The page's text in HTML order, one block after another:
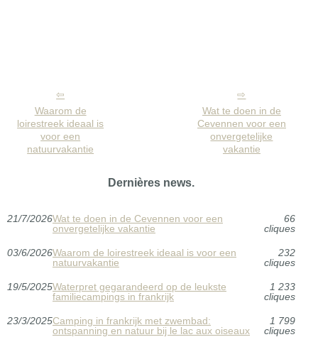
Waarom de
loirestreek ideaal is
voor een
natuurvakantie
Wat te doen in de
Cevennen voor een
onvergetelijke
vakantie
Dernières news.
21/7/2026Wat te doen in de Cevennen voor een
onvergetelijke vakantie
66
cliques
03/6/2026Waarom de loirestreek ideaal is voor een
natuurvakantie
232
cliques
19/5/2025Waterpret gegarandeerd op de leukste
familiecampings in frankrijk
1 233
cliques
23/3/2025Camping in frankrijk met zwembad:
ontspanning en natuur bij le lac aux oiseaux
1 799
cliques